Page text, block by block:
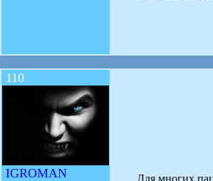
110
IGROMAN
Для многих